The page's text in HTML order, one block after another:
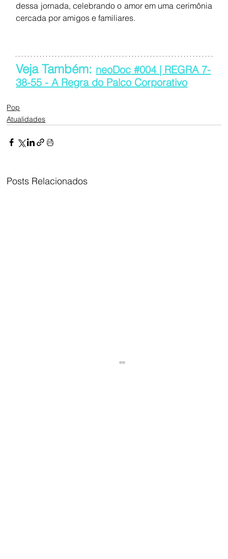
dessa jornada, celebrando o amor em uma cerimônia
cercada por amigos e familiares.
Veja Também: neoDoc #004 | REGRA 7-
38-55 - A Regra do Palco Corporativo
Pop
Atualidades
Posts Relacionados